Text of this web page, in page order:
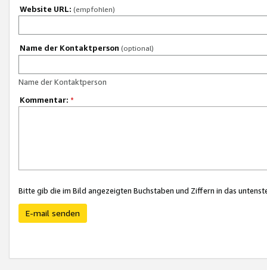
Website URL: (empfohlen)
Name der Kontaktperson (optional)
Name der Kontaktperson
Kommentar: *
Bitte gib die im Bild angezeigten Buchstaben und Ziffern in das
E-mail senden